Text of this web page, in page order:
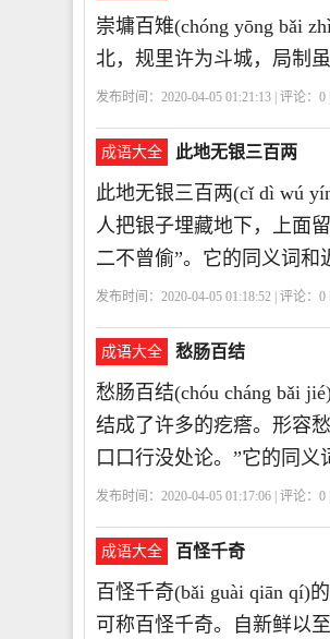
崇墉百雉(chóng yōng bǎi
北，规里许为斗城，局制
发布时间：2020-04-05 01:21:13 | 评论： 0
成语大全 此地无银三百两
此地无银三百两(cǐ dì wú
人把银子埋藏地下，上面
二不曾偷”。它的同义词
发布时间：2020-04-05 01:18:52 | 评论： 0
彰
CDWYSBL 此 地 无 银 三 百
成语大全 愁肠百结
愁肠百结(chóu cháng bǎi
结成了许多的疙瘩。形容
口口行没处论。”它的同
发布时间：2020-04-05 01:17:06 | 评论： 0
成语大全 百怪千奇
百怪千奇(bǎi guài qiān qí)
可称百怪千奇。自新鲜以